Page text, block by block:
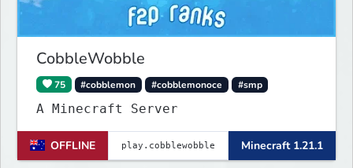
CobbleWobble
75 #cobblemon #cobblemonoce #smp
A Minecraft Server
OFFLINE Minecraft 1.21.1